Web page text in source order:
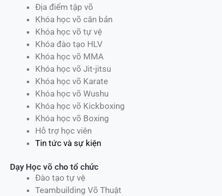
Địa điểm tập võ
Khóa học võ căn bản
Khóa học võ tự vệ
Khóa đào tạo HLV
Khóa học võ MMA
Khóa học võ Jit-jitsu
Khóa học võ Karate
Khóa học võ Wushu
Khóa học võ Kickboxing
Khóa học võ Boxing
Hỗ trợ học viên
Tin tức và sự kiện
Dạy Học võ cho tổ chức
Đào tạo tự vệ
Teambuilding Võ Thuật